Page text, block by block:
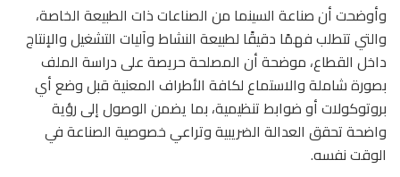
وأوضحت أن صناعة السينما من الصناعات ذات الطبيعة الخاصة،
والتي تتطلب فهمًا دقيقًا لطبيعة النشاط وآليات التشغيل والإنتاج
داخل القطاع، موضحة أن المصلحة حريصة على دراسة الملف
بصورة شاملة والاستماع لكافة الأطراف المعنية قبل وضع أي
بروتوكولات أو ضوابط تنظيمية، بما يضمن الوصول إلى رؤية
واضحة تحقق العدالة الضريبية وتراعي خصوصية الصناعة في
الوقت نفسه.